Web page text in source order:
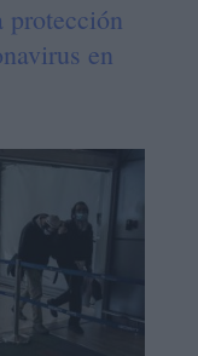
protección
en